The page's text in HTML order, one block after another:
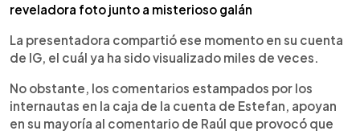
reveladora foto junto a misterioso galán
La presentadora compartió ese momento en su cuenta
de IG, el cuál ya ha sido visualizado miles de veces.
No obstante, los comentarios estampados por los
internautas en la caja de la cuenta de Estefan, apoyan
en su mayoría al comentario de Raúl que provocó que